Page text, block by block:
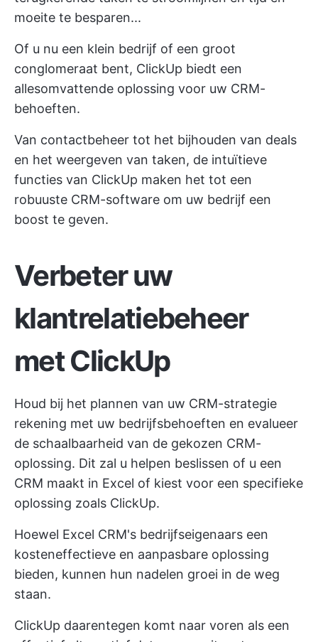
moeite te besparen...
Of u nu een klein bedrijf of een groot
conglomeraat bent, ClickUp biedt een
allesomvattende oplossing voor uw CRM-
behoeften.
Van contactbeheer tot het bijhouden van deals
en het weergeven van taken, de intuïtieve
functies van ClickUp maken het tot een
robuuste CRM-software om uw bedrijf een
boost te geven.
Verbeter uw
klantrelatiebeheer
met ClickUp
Houd bij het plannen van uw CRM-strategie
rekening met uw bedrijfsbehoeften en evalueer
de schaalbaarheid van de gekozen CRM-
oplossing. Dit zal u helpen beslissen of u een
CRM maakt in Excel of kiest voor een specifieke
oplossing zoals ClickUp.
Hoewel Excel CRM's bedrijfseigenaars een
kosteneffectieve en aanpasbare oplossing
bieden, kunnen hun nadelen groei in de weg
staan.
ClickUp daarentegen komt naar voren als een